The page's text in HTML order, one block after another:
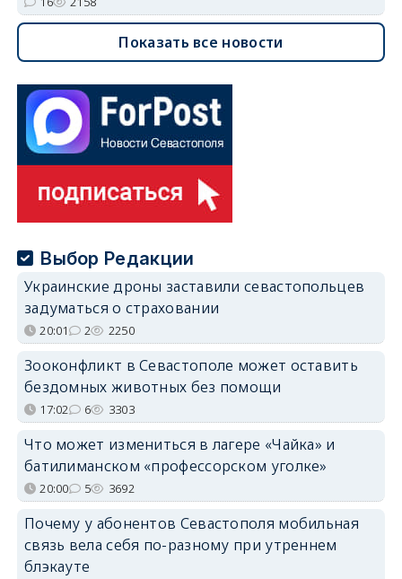
Показать все новости
Выбор Редакции
Украинские дроны заставили севастопольцев
задуматься о страховании
20:01 2 2250
Зооконфликт в Севастополе может оставить
бездомных животных без помощи
17:02 6 3303
Что может измениться в лагере «Чайка» и
батилиманском «профессорском уголке»
20:00 5 3692
Почему у абонентов Севастополя мобильная
связь вела себя по-разному при утреннем
блэкауте